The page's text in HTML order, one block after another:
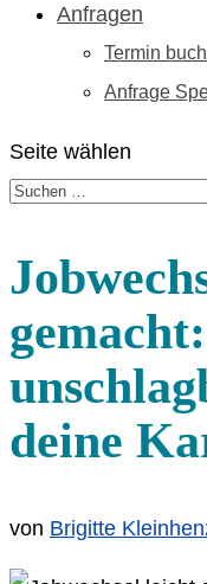
Anfragen
Termin
Anfrage
Seite wählen
deine
von Brigitte